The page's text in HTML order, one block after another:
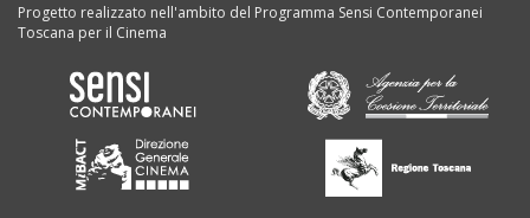
Progetto realizzato nell'ambito del Programma Sensi Contemporanei
Toscana per il Cinema